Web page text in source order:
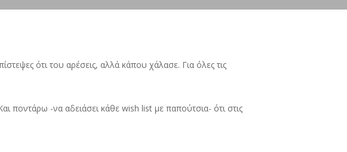
ότι του αρέσεις, αλλά κάπου χάλασε. Για όλες τις
ποντάρω -να αδειάσει κάθε wish list με παπούτσια- ότι στις